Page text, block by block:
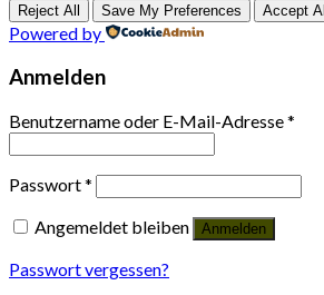
Reject All Save My Preferences Accept All
Powered by
Anmelden
Benutzername oder E-Mail-Adresse*
Passwort*
Angemeldet bleiben
Anmelden
Passwort vergessen?